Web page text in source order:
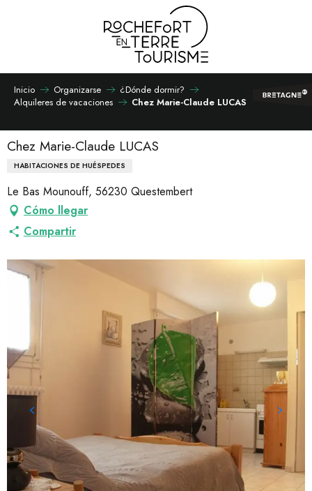
Inicio Organizarse
¿Dónde dormir?
Alquileres de vacaciones
Chez Marie-Claude LUCAS
Chez Marie-Claude LUCAS
HABITACIONES DE HUÉSPEDES
Le Bas Mounouff, 56230 Questembert
Cómo llegar
Compartir